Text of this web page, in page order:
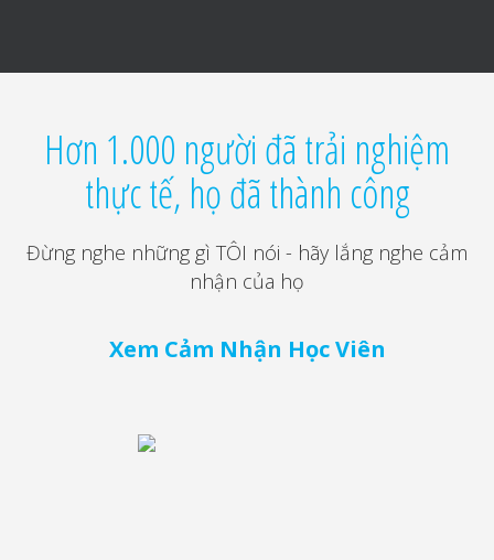
Hơn 1.000 người đã trải nghiệm
thực tế, họ đã thành công
Đừng nghe những gì TÔI nói - hãy lắng nghe cảm
nhận của họ
Xem Cảm Nhận Học Viên